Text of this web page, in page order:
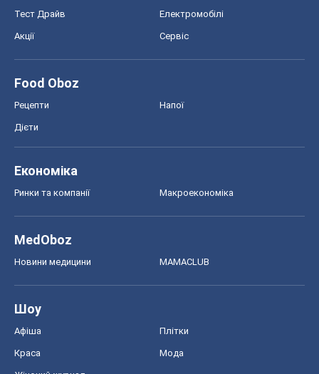
Тест Драйв Електромобілі
Акції Сервіс
Food Oboz
Рецепти Напої
Дієти
Економіка
Ринки та компанії Макроекономіка
MedOboz
Новини медицини MAMACLUB
Шоу
Афіша Плітки
Краса Мода